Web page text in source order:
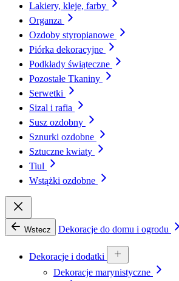
Lakiery, kleje, farby
Organza
Ozdoby styropianowe
Piórka dekoracyjne
Podkłady świąteczne
Pozostałe Tkaniny
Serwetki
Sizal i rafia
Susz ozdobny
Sznurki ozdobne
Sztuczne kwiaty
Tiul
Wstążki ozdobne
Wstecz Dekoracje do domu i ogrodu
Dekoracje i dodatki
Dekoracje marynistyczne